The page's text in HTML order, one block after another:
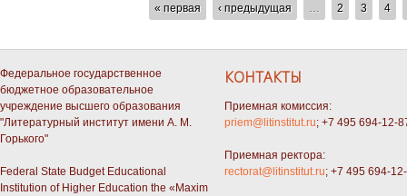
« первая ‹ предыдущая 2 3 4
Федеральное государственное
бюджетное образовательное
учреждение высшего образования
"Литературный институт имени А. М.
Горького"
Federal State Budget Educational
Institution of Higher Education the «Maxim
КОНТАКТЫ
Приемная комиссия:
priem@litinstitut.ru; +7 495 694-12-
Приемная ректора:
rectorat@litinstitut.ru; +7 495 694-